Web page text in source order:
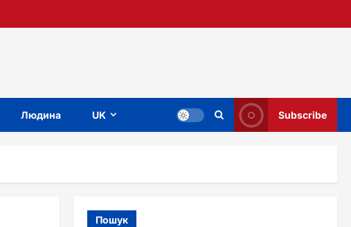
Людина UK Subscribe
Пошук